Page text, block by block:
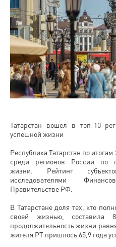
Татарстан вошел в топ-10
успешной жизни
Республика Татарстан по
среди регионов России по
жизни. Рейтинг
исследователями
Правительстве РФ.
В Татарстане доля тех, кто
своей жизнью, составила
продолжительность жизни
жителя РТ пришлось 65,9 года